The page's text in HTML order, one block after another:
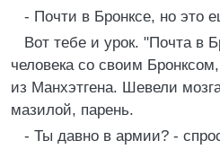
- Почти в Бронксе, но это
Вот тебе и урок. "Почта в
человека со своим
из Манхэтгена. Шевели
мазилой, парень.
- Ты давно в армии? -